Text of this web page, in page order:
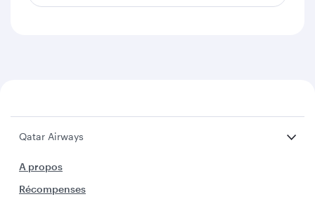
Qatar Airways
A propos
Récompenses